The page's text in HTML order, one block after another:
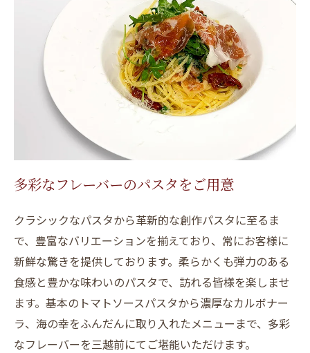
多彩なフレーバーのパスタをご用意
クラシックなパスタから革新的な創作パスタに至るま
で、豊富なバリエーションを揃えており、常にお客様に
新鮮な驚きを提供しております。柔らかくも弾力のある
食感と豊かな味わいのパスタで、訪れる皆様を楽しませ
ます。基本のトマトソースパスタから濃厚なカルボナー
ラ、海の幸をふんだんに取り入れたメニューまで、多彩
なフレーバーを三越前にてご堪能いただけます。